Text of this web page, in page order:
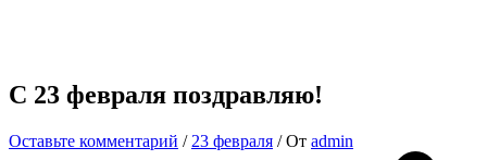
С 23 февраля поздравляю!
Оставьте комментарий / 23 февраля / От admin